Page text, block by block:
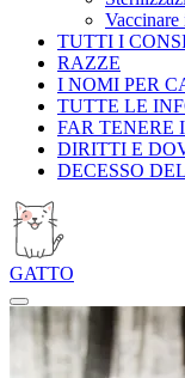
Vaccinare
TUTTI I
RAZZE
I NOMI PER
TUTTE LE
FAR TENERE
DIRITTI E
DECESSO
GATTO